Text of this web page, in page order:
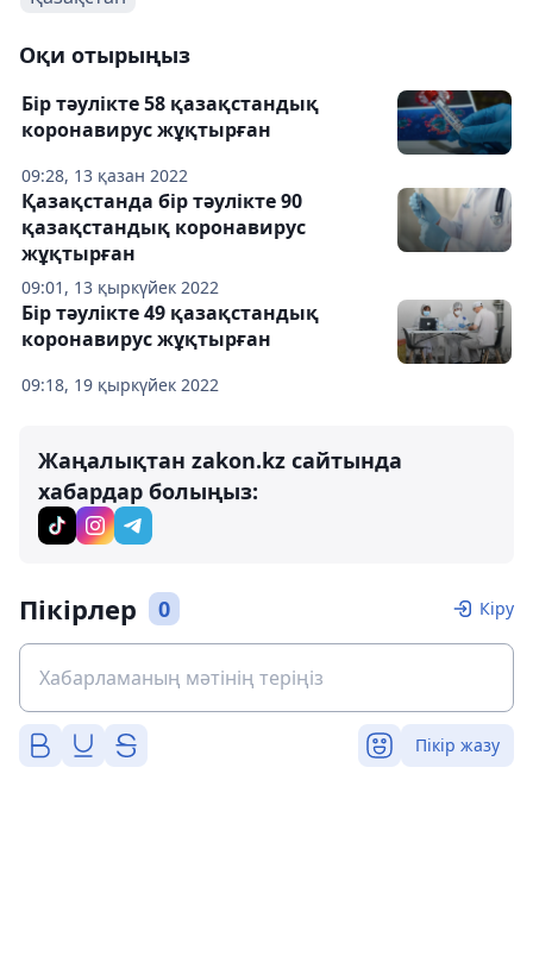
Оқи отырыңыз
09:28, 13 қазан 2022
Бір тәулікте 58 қазақстандық
коронавирус жұқтырған
09:01, 13 қыркүйек 2022
Қазақстанда бір тәулікте 90
қазақстандық коронавирус
жұқтырған
09:18, 19 қыркүйек 2022
Бір тәулікте 49 қазақстандық
коронавирус жұқтырған
Жаңалықтан zakon.kz сайтында
хабардар болыңыз:
Пікірлер 0 Кіру
Пікір жазу